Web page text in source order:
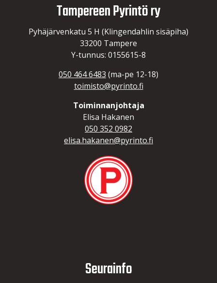
Tampereen Pyrintö ry
Pyhäjärvenkatu 5 H (Klingendahlin sisäpiha)
33200 Tampere
Y-tunnus: 0155615-8
050 464 6483 (ma-pe 12-18)
toimisto@pyrinto.fi
Toiminnanjohtaja
Elisa Hakanen
050 352 0982
elisa.hakanen@pyrinto.fi
Seurainfo